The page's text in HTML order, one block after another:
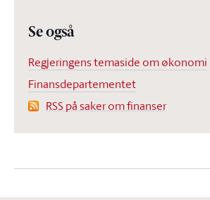
Se også
Regjeringens temaside om økonomi
Finansdepartementet
RSS på saker om finanser